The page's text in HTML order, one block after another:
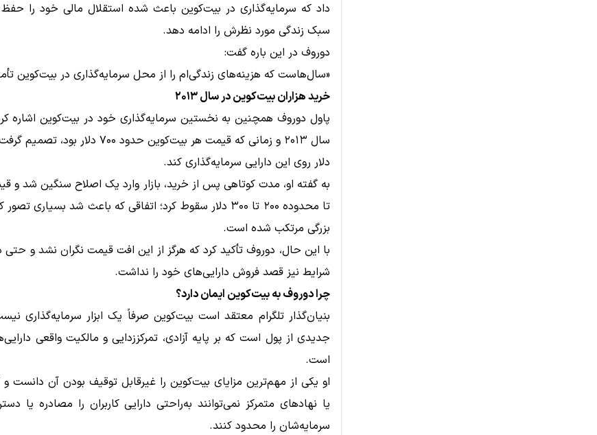
داد که سرمایه‌گذاری در بیت‌کوین باعث شده استقلال مالی خود را حفظ
سبک زندگی مورد نظرش را ادامه دهد.
دوروف در این باره گفت:
«سال‌هاست که هزینه‌های زندگی‌ام را از محل سرمایه‌گذاری در بیت‌کوین
خرید هزاران بیت‌کوین در سال ۲۰۱۳
پاول دوروف همچنین به نخستین سرمایه‌گذاری خود در بیت‌کوین اشاره
سال ۲۰۱۳ و زمانی که قیمت هر بیت‌کوین حدود ۷۰۰
دلار روی این دارایی سرمایه‌گذاری کند.
به گفته او، مدت کوتاهی پس از خرید، بازار وارد یک اصلاح سنگین شد و
تا محدوده ۲۰۰ تا ۳۰۰ دلار سقوط کرد؛ اتفاقی که باعث شد بسیاری
بزرگی مرتکب شده است.
با این حال، دوروف تأکید کرد که هرگز از این افت قیمت نگران نشد و
شرایط نیز قصد فروش دارایی‌های خود را نداشت.
چرا دوروف به بیت‌کوین ایمان دارد؟
بنیان‌گذار تلگرام معتقد است بیت‌کوین صرفاً یک ابزار سرمایه‌گذاری
جدیدی از پول است که بر پایه آزادی، تمرکززدایی و مالکیت واقعی
است.
او یکی از مهم‌ترین مزایای بیت‌کوین را غیرقابل توقیف بودن آن دانست
یا نهادهای متمرکز نمی‌توانند به‌راحتی دارایی کاربران را مصادره یا
سرمایه‌شان را محدود کنند.